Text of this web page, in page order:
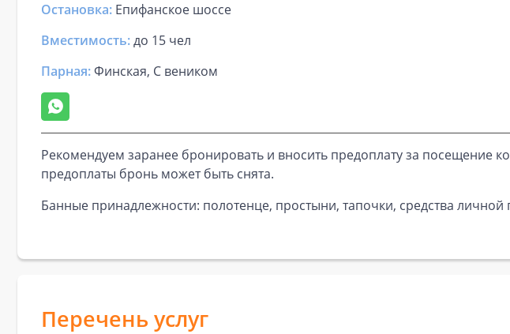
Остановка: Епифанское шоссе
Вместимость:до 15 чел
Парная:Финская, С веником
Рекомендуем заранее бронировать и вносить предоплату за посещение
предоплаты бронь может быть снята.
Банные принадлежности: полотенце, простыни, тапочки, средства личной
Перечень услуг